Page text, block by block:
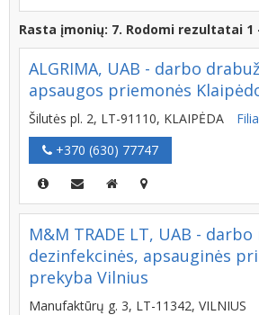
Rasta įmonių: 7. Rodomi rezultatai 1
ALGRIMA, UAB - darbo
apsaugos priemonės
Šilutės pl. 2, LT-91110, KLAIPĖDA
+370 (630) 77747
M&M TRADE LT, UAB -
dezinfekcinės, apsauginės
prekyba Vilnius
Manufaktūrų g. 3, LT-11342, VILNIUS